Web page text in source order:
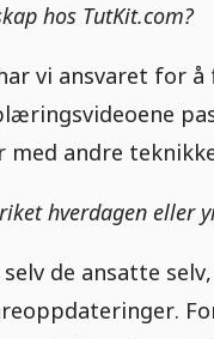
hos TutKit.com?
vi ansvaret for å
med andre
hverdagen eller
de ansatte